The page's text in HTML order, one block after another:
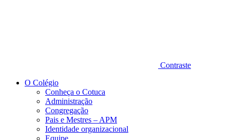
Contraste
O Colégio
Conheça o Cotuca
Administração
Congregação
Pais e Mestres – APM
Identidade organizacional
Equipe